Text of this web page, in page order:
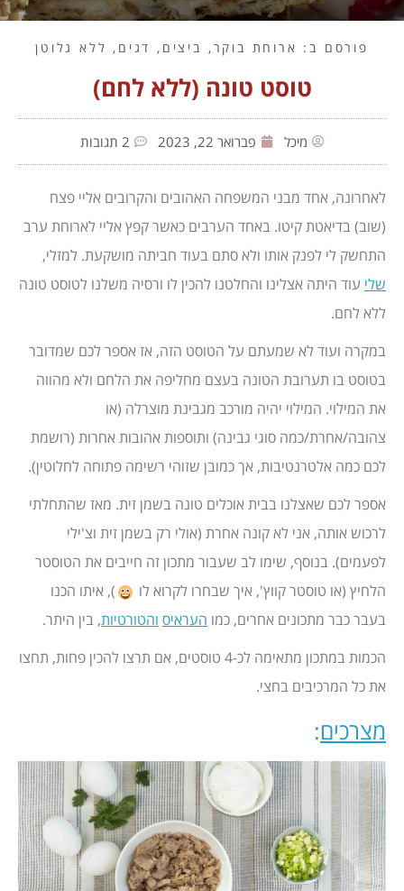
פורסם ב: ארוחת בוקר, ביצים , דגים , ללא גלוטן
טוסט טונה (ללא לחם)
מיכל פברואר 22, 2023 2 תגובות
לאחרונה, אחד מבני המשפחה האהובים והקרובים אליי פצח
(שוב) בדיאטת קיטו. באחד הערבים כאשר קפץ אליי לארוחת ערב
התחשק לי לפנק אותו ולא סתם בעוד חביתה מושקעת. למזלי,
שלי עוד היתה אצלינו והחלטנו להכין לו ורסיה משלנו לטוסט טונה
ללא לחם.
במקרה ועוד לא שמעתם על הטוסט הזה, אז אספר לכם שמדובר
בטוסט בו תערובת הטונה בעצם מחליפה את הלחם ולא מהווה
את המילוי. המילוי יהיה מורכב מגבינת מוצרלה (או
צהובה/אחרת/כמה סוגי גבינה) ותוספות אהובות אחרות (רושמת
לכם כמה אלטרנטיבות, אך כמובן שזוהי רשימה פתוחה לחלוטין).
אספר לכם שאצלנו בבית אוכלים טונה בשמן זית. מאז שהתחלתי
לרכוש אותה, אני לא קונה אחרת (אולי רק בשמן זית וצ'ילי
לפעמים). בנוסף, שימו לב שעבור מתכון זה חייבים את הטוסטר
הלחיץ (או טוסטר קווץ', איך שבחרו לקרוא לו
), איתו הכנו
בעבר כבר מתכונים אחרים, כמו העראיס והטורטיות, בין היתר.
הכמות במתכון מתאימה לכ-4 טוסטים, אם תרצו להכין פחות, תחצו
את כל המרכיבים בחצי.
מצרכים: